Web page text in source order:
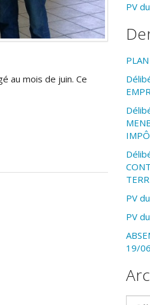
au mois de juin. Ce
PV
PV
PV
19/